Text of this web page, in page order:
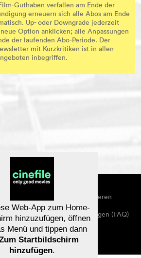
Guthaben verfallen am Ende der
erneuern sich alle Abos am Ende
Up- oder Downgrade jederzeit
Option anklicken; alle Anpassungen
der laufenden Abo-Periode. Der
mit Kurzkritiken ist in allen
inbegriffen.
Registrieren/abonnieren
Newsletter
Häufig gestellte Fragen (FAQ)
Gutscheine
Web-App zum Home-
hinzuzufügen, öffnen
Menü und tippen dann
Startbildschirm
hinzufügen.